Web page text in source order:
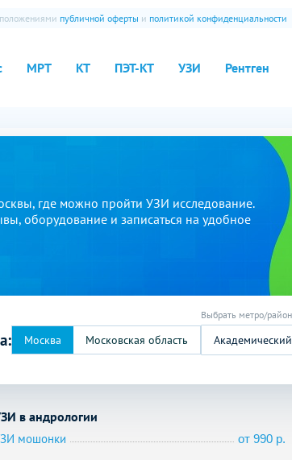
МРТ КТ ПЭТ-КТ УЗИ Рентген
публичной оферты и политикой конфиденциальности
где можно пройти УЗИ исследование.
оборудование и записаться на удобное
Академический
в андрологии
мошонки от 990 р.